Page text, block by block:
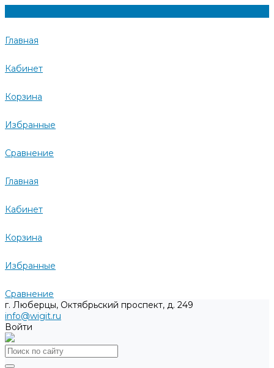
Главная
Кабинет
Корзина
Избранные
Сравнение
Главная
Кабинет
Корзина
Избранные
Сравнение
г. Люберцы, Октябрьский проспект, д. 249
info@wigit.ru
Войти